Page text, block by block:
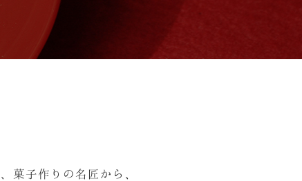
菓子作りの名匠から、